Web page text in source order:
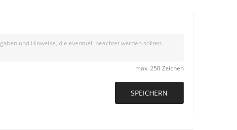
max. 250 Zeichen
SPEICHERN